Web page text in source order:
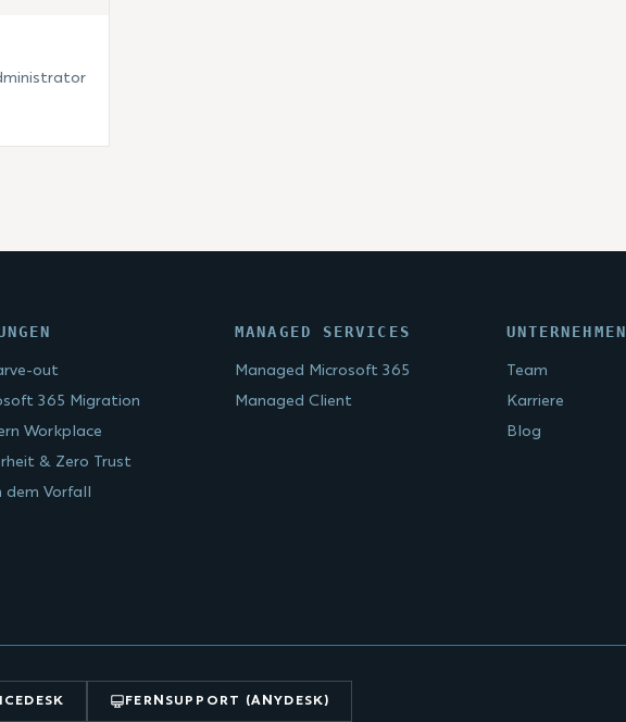
out
365 Migration
Workplace
& Zero Trust
dem Vorfall
MANAGED SERVICES
Managed Microsoft 365
Managed Client
UNTERNEHMEN
Team
Karriere
Blog
FERNSUPPORT (ANYDESK)